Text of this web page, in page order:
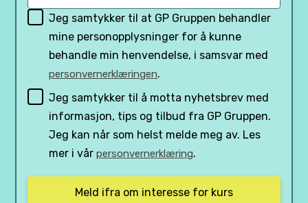
Jeg samtykker til at GP Gruppen behandler
mine personopplysninger for å kunne
behandle min henvendelse, i samsvar med
personvernerklæringen.
Jeg samtykker til å motta nyhetsbrev med
informasjon, tips og tilbud fra GP Gruppen.
Jeg kan når som helst melde meg av. Les
mer i vårpersonvernerklæring.